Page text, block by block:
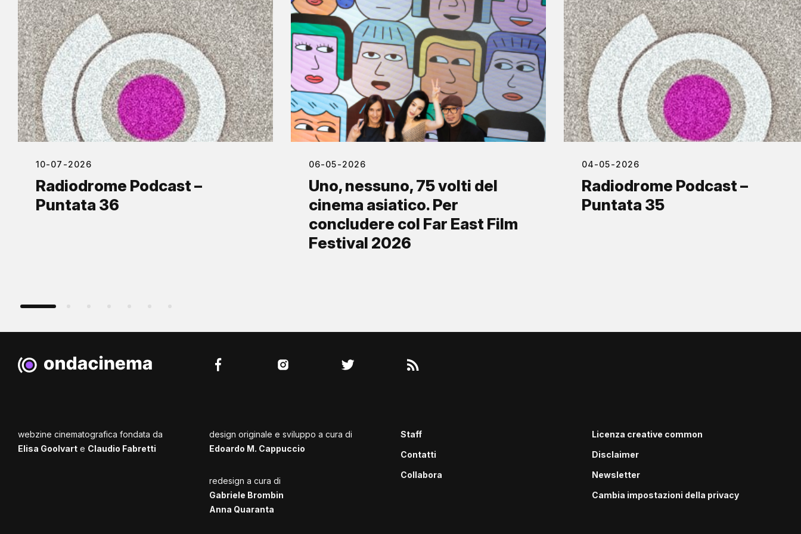
10-07-2026
Radiodrome Podcast –
Puntata 36
06-05-2026
Uno, nessuno, 75 volti del
cinema asiatico. Per
concludere col Far East Film
Festival 2026
04-05-2026
Radiodrome Podcast –
Puntata 35
webzine cinematografica fondata da
Elisa Goolvart e Claudio Fabretti
design originale e sviluppo a cura di
Edoardo M. Cappuccio
redesign a cura di
Gabriele Brombin
Anna Quaranta
Staff
Contatti
Collabora
Licenza creative common
Disclaimer
Newsletter
Cambia impostazioni della privacy